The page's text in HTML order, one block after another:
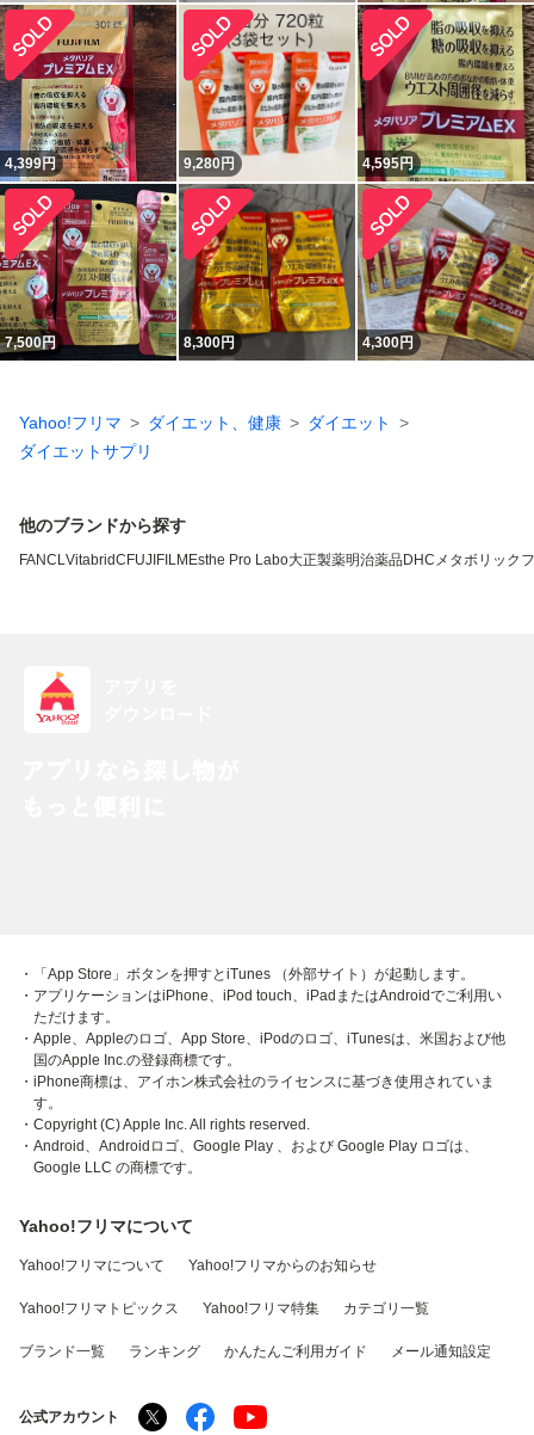
4,399円 9,280 円 4,595円
7,500円 8,300円 4,300円
Yahoo!フリマ ダイエット、健康
ダイエット
ダイエットサプリ
他のブランドから探す
FANCLVitabridC FUJIFILM Esthe Pro Labo大正製薬明治薬品DHC メタボリック
・「App Store」ボタンを押すとiTunes （外部サイト）が起動します。
・アプリケーションはiPhone、iPod touch、iPadまたはAndroidでご利用い
ただけます。
・Apple、Appleのロゴ、App Store、iPodのロゴ、iTunesは、米国および他
国のApple Inc.の登録商標です。
・iPhone商標は、アイホン株式会社のライセンスに基づき使用されていま
す。
・Copyright (C) Apple Inc. All rights reserved.
・Android、Androidロゴ、Google Play 、および Google Play ロゴは、
Google LLC の商標です。
Yahoo!フリマについて
Yahoo!フリマについて Yahoo!フリマからのお知らせ
Yahoo!フリマトピックス Yahoo!フリマ特集 カテゴリ一覧
ブランド一覧 ランキング かんたんご利用ガイド メール通知設定
公式アカウント